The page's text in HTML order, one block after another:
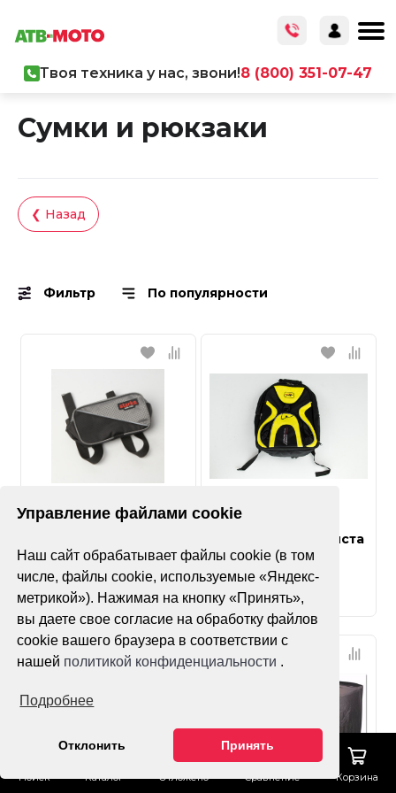
Управление файлами cookie
Наш сайт обрабатывает файлы cookie (в том
числе, файлы cookie, используемые «Яндекс-
метрикой»). Нажимая на кнопку «Принять»,
вы даете свое согласие на обработку файлов
cookie вашего браузера в соответствии с
нашей политикой конфиденциальности .
Подробнее
Отклонить Принять
Поиск Каталог Отложено Сравнение Корзина
Твоя техника у нас, звони!8 (800) 351-07-47
Сумки и рюкзаки
❮ Назад
Фильтр По популярности
WP S Black
Рюкзак мотоциклиста